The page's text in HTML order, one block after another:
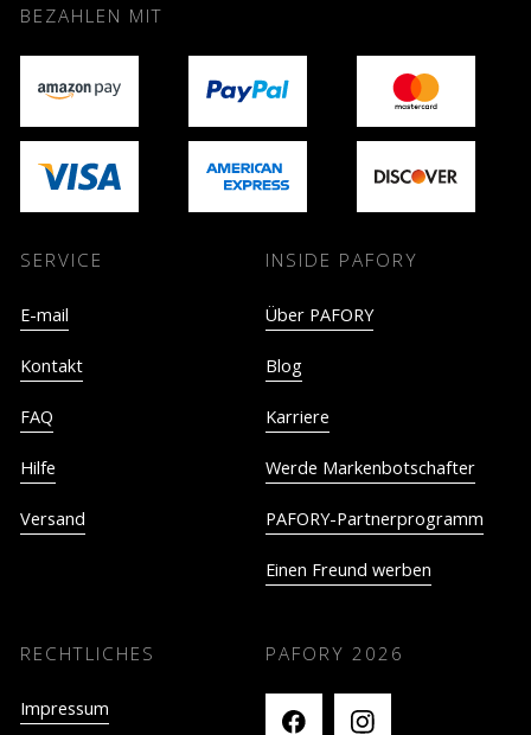
BEZAHLEN MIT
SERVICE
E-mail
Kontakt
FAQ
Hilfe
Versand
INSIDE PAFORY
Über PAFORY
Blog
Karriere
Werde Markenbotschafter
PAFORY-Partnerprogramm
Einen Freund werben
RECHTLICHES
Impressum
PAFORY 2026